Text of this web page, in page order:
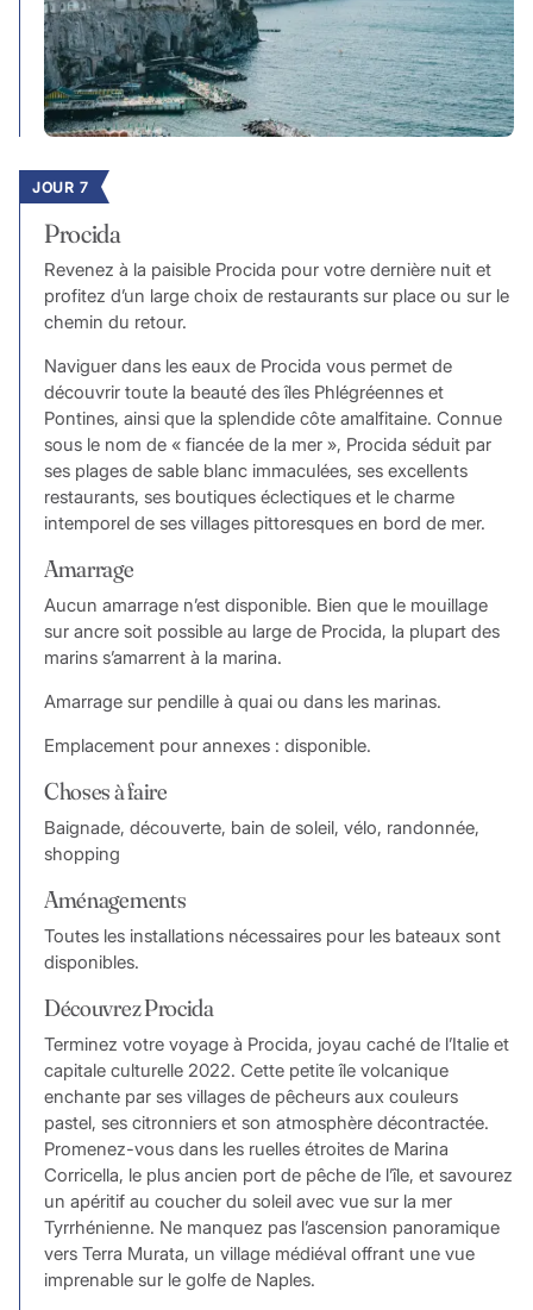
JOUR 7
Procida
Revenez à la paisible Procida pour votre dernière nuit et
profitez d’un large choix de restaurants sur place ou sur le
chemin du retour.
Naviguer dans les eaux de Procida vous permet de
découvrir toute la beauté des îles Phlégréennes et
Pontines, ainsi que la splendide côte amalfitaine. Connue
sous le nom de « fiancée de la mer », Procida séduit par
ses plages de sable blanc immaculées, ses excellents
restaurants, ses boutiques éclectiques et le charme
intemporel de ses villages pittoresques en bord de mer.
Amarrage
Aucun amarrage n’est disponible. Bien que le mouillage
sur ancre soit possible au large de Procida, la plupart des
marins s’amarrent à la marina.
Amarrage sur pendille à quai ou dans les marinas.
Emplacement pour annexes : disponible.
Choses à faire
Baignade, découverte, bain de soleil, vélo, randonnée,
shopping
Aménagements
Toutes les installations nécessaires pour les bateaux sont
disponibles.
Découvrez Procida
Terminez votre voyage à Procida, joyau caché de l’Italie et
capitale culturelle 2022. Cette petite île volcanique
enchante par ses villages de pêcheurs aux couleurs
pastel, ses citronniers et son atmosphère décontractée.
Promenez-vous dans les ruelles étroites de Marina
Corricella, le plus ancien port de pêche de l’île, et savourez
un apéritif au coucher du soleil avec vue sur la mer
Tyrrhénienne. Ne manquez pas l’ascension panoramique
vers Terra Murata, un village médiéval offrant une vue
imprenable sur le golfe de Naples.